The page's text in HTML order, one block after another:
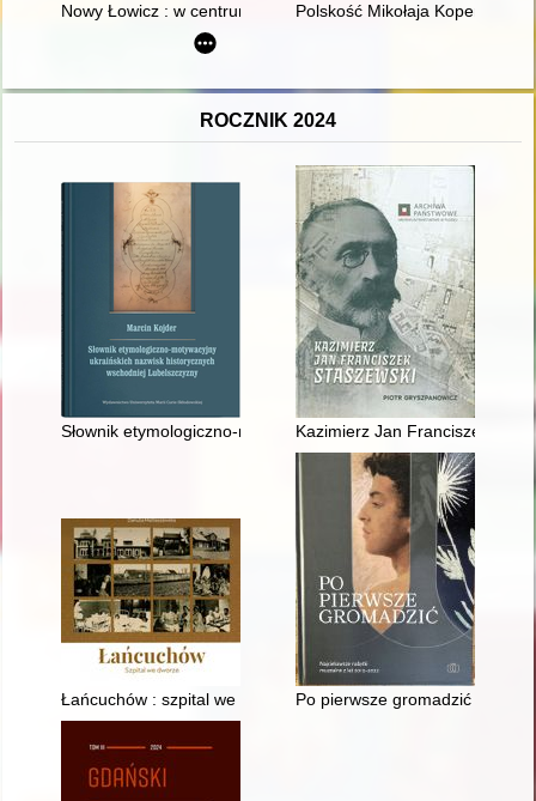
Nowy Łowicz : w centrum poligonu drawskiego od
Polskość Mikołaja Kopernika z
ROCZNIK 2024
Słownik etymologiczno-motywacyjny ukraińskich nazwisk
Kazimierz Jan Franciszek
Łańcuchów : szpital we dworze Po pierwsze gromadzić :